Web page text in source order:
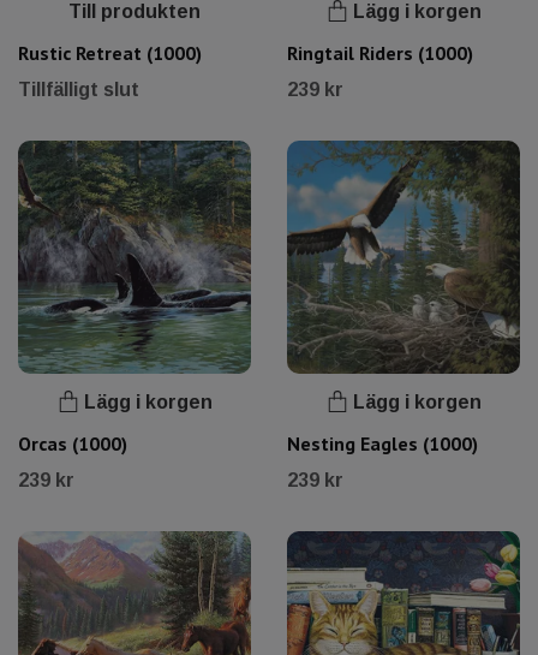
Till produkten
Rustic Retreat (1000)
Tillfälligt slut
Lägg i korgen
Ringtail Riders (1000)
239 kr
Lägg i korgen
Orcas (1000)
239 kr
Lägg i korgen
Nesting Eagles (1000)
239 kr